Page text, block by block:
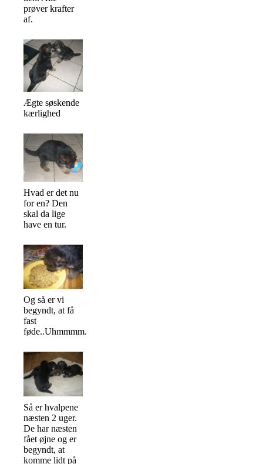
prøver krafter
af.
Ægte søskende
kærlighed
Hvad er det nu
for en? Den
skal da lige
have en tur.
Og så er vi
begyndt, at få
fast
føde..Uhmmmm.
Så er hvalpene
næsten 2 uger.
De har næsten
fået øjne og er
begyndt, at
komme lidt på